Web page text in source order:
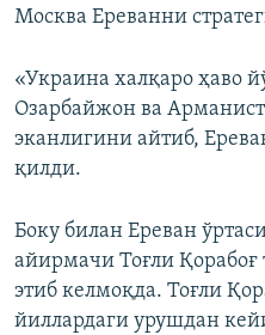
Москва Ереванни
«Украина халқаро ҳаво
Озарбайжон ва
эканлигини айтиб,
қилди.
Боку билан Ереван
айирмачи Тоғли
этиб келмоқда. Тоғли
йиллардаги урушдан